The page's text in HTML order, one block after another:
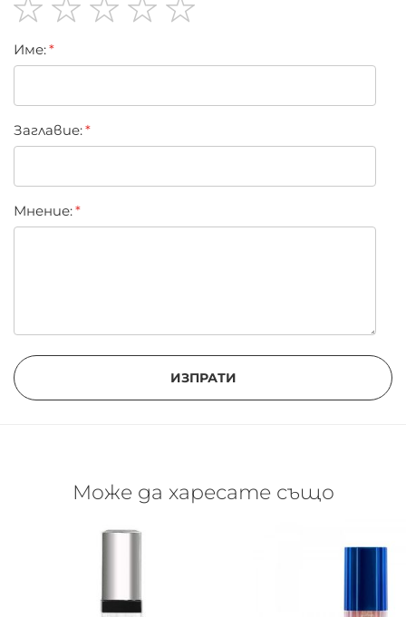
star
stars
stars
stars
stars
Име:
Заглавиe:
Мнение:
ИЗПРАТИ
Може да харесате също